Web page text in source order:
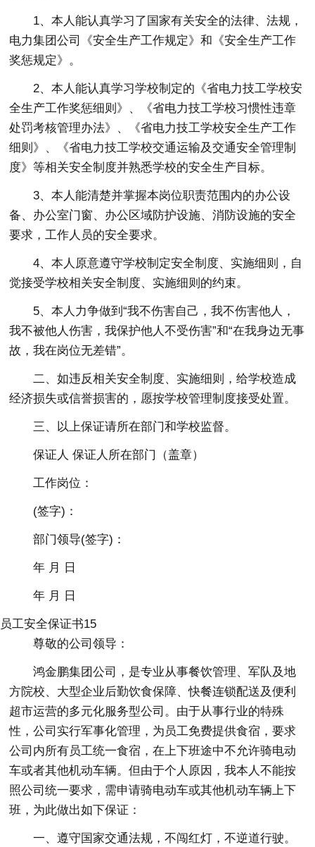
1、本人能认真学习了国家有关安全的法律、法规，
电力集团公司《安全生产工作规定》和《安全生产工作
奖惩规定》。
2、本人能认真学习学校制定的《省电力技工学校安
全生产工作奖惩细则》、《省电力技工学校习惯性违章
处罚考核管理办法》、《省电力技工学校安全生产工作
细则》、《省电力技工学校交通运输及交通安全管理制
度》等相关安全制度并熟悉学校的安全生产目标。
3、本人能清楚并掌握本岗位职责范围内的办公设
备、办公室门窗、办公区域防护设施、消防设施的安全
要求，工作人员的安全要求。
4、本人原意遵守学校制定安全制度、实施细则，自
觉接受学校相关安全制度、实施细则的约束。
5、本人力争做到“我不伤害自己，我不伤害他人，
我不被他人伤害，我保护他人不受伤害”和“在我身边无事
故，我在岗位无差错”。
二、如违反相关安全制度、实施细则，给学校造成
经济损失或信誉损害的，愿按学校管理制度接受处置。
三、以上保证请所在部门和学校监督。
保证人 保证人所在部门（盖章）
工作岗位：
(签字)：
部门领导(签字)：
年 月 日
年 月 日
员工安全保证书15
尊敬的公司领导：
鸿金鹏集团公司，是专业从事餐饮管理、军队及地
方院校、大型企业后勤饮食保障、快餐连锁配送及便利
超市运营的多元化服务型公司。由于从事行业的特殊
性，公司实行军事化管理，为员工免费提供食宿，要求
公司内所有员工统一食宿，在上下班途中不允许骑电动
车或者其他机动车辆。但由于个人原因，我本人不能按
照公司统一要求，需申请骑电动车或其他机动车辆上下
班，为此做出如下保证：
一、遵守国家交通法规，不闯红灯，不逆道行驶。